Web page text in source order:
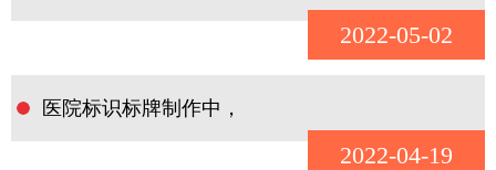
2022-05-02
医院标识标牌制作中，
2022-04-19